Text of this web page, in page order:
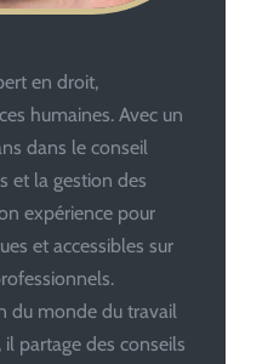
en droit,
humaines. Avec un
dans le conseil
et la gestion des
expérience pour
et accessibles sur
du monde du travail
partage des conseils